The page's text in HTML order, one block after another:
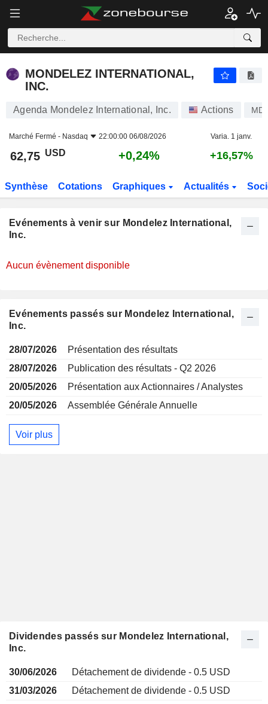
MONDELEZ INTERNATIONAL, INC.
MONDELEZ INTERNATIONAL,
INC.
Agenda Mondelez International, Inc. Actions
Marché Fermé - Nasdaq 22:00:00 06/08/2026 Varia. 1 janv.
62,75 USD +0,24% +16,57%
Synthèse Cotations Graphiques Actualités
Evénements à venir sur Mondelez International,
Inc.
Aucun évènement disponible
Evénements passés sur Mondelez International,
Inc.
28/07/2026
Présentation des résultats
28/07/2026
Publication des résultats - Q2 2026
20/05/2026
Présentation aux Actionnaires / Analystes
20/05/2026
Assemblée Générale Annuelle
Voir plus
Dividendes passés sur Mondelez International,
Inc.
30/06/2026
Détachement de dividende - 0.5 USD
31/03/2026
Détachement de dividende - 0.5 USD